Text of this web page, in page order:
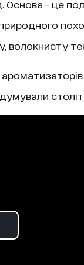
– це
природного
волокнисту